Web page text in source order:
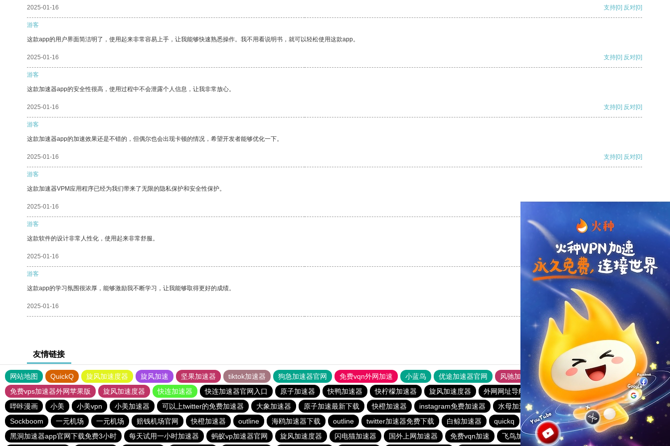
2025-01-16 支持[0] 反对[0]
游客
这款app的用户界面简洁明了，使用起来非常容易上手，让我能够快速熟悉操作。我不用看说明书，就可以轻松使用这款app。
2025-01-16 支持[0] 反对[0]
游客
这款加速器app的安全性很高，使用过程中不会泄露个人信息，让我非常放心。
2025-01-16 支持[0] 反对[0]
游客
这款加速器app的加速效果还是不错的，但偶尔也会出现卡顿的情况，希望开发者能够优化一下。
2025-01-16 支持[0] 反对[0]
游客
这款加速器VPM应用程序已经为我们带来了无限的隐私保护和安全性保护。
2025-01-16
游客
这款软件的设计非常人性化，使用起来非常舒服。
2025-01-16 支持 [0] 反对 [0]
游客
这款app的学习氛围很浓厚，能够激励我不断学习，让我能够取得更好的成绩。
2025-01-16 支持
友情链接
网站地图 QuickQ 旋风加速度器 旋风加速 坚果加速器 tiktok加速器 狗急加速器官网 免费vqn外网加速 小蓝鸟 优途加速器官网 风驰加速器
旋风加速器
免费vps加速器外网苹果版
旋风加速度器 快连加速器 快连加速器官网入口 原子加速器 快鸭加速器 快柠檬加速器 旋风加速度器 外网网址导航 软件中心 雷霆加速
狂飙加速器
哔咔漫画
小美 小美vpn 小美加速器 可以上twitter的免费加速器 大象加速器 原子加速最新下载 快橙加速器 instagram免费加速器 水母加速器 快连加速器app
黑豹加速器
Sockboom
一元机场 一元机场 赔钱机场官网 快橙加速器 outline 海鸥加速器下载 outline twitter加速器免费下载 白鲸加速器 quickq 老王vqn加速
原子加速器app官方下载
黑洞加速器app官网下载免费3小时
每天试用一小时加速器 蚂蚁vp加速器官网 旋风加速度器 闪电猫加速器 国外上网加速器 免费vqn加速 飞鸟加速器 纸飞机加速器 旋风加速度器